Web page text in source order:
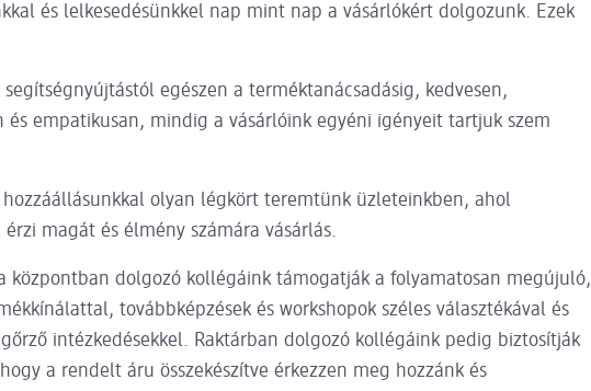
és lelkesedésünkkel nap mint nap a vásárlókért dolgozunk. Ezek
segítségnyújtástól egészen a terméktanácsadásig, kedvesen,
és empatikusan, mindig a vásárlóink egyéni igényeit tartjuk szem
hozzáállásunkkal olyan légkört teremtünk üzleteinkben, ahol
magát és élmény számára vásárlás.
központban dolgozó kollégáink támogatják a folyamatosan megújuló,
továbbképzések és workshopok széles választékával és
intézkedésekkel. Raktárban dolgozó kollégáink pedig biztosítják
a rendelt áru összekészítve érkezzen meg hozzánk és